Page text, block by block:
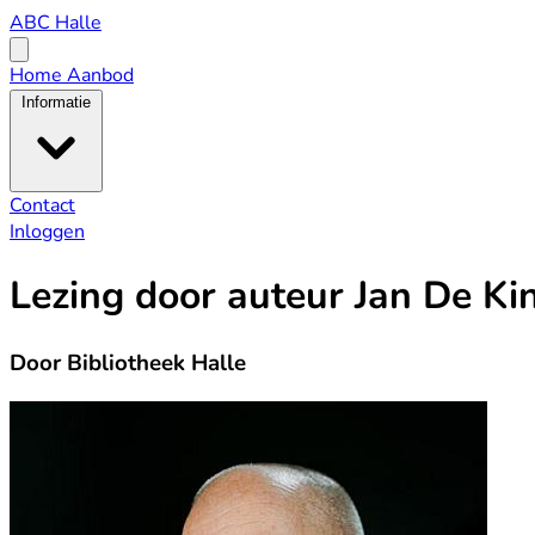
ABC
Halle
ABC Halle
menu
Home Aanbod
Informatie
Contact
Inloggen
Lezing door auteur Jan De
Door Bibliotheek Halle